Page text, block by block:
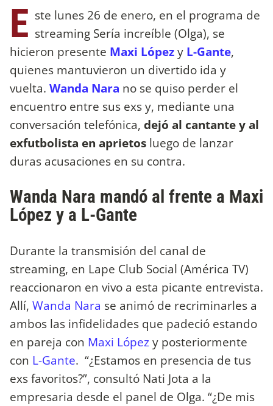
E ste lunes 26 de enero, en el programa de
streaming Sería increíble (Olga), se
hicieron presente Maxi Lópezy L-Gante,
quienes mantuvieron un divertido ida y
vuelta. Wanda Nara no se quiso perder el
encuentro entre sus exs y, mediante una
conversación telefónica, dejó al cantante y al
exfutbolista en aprietos luego de lanzar
duras acusaciones en su contra.
Wanda Nara mandó al frente a Maxi
López y a L-Gante
Durante la transmisión del canal de
streaming, en Lape Club Social (América TV)
reaccionaron en vivo a esta picante entrevista.
Allí, Wanda Nara se animó de recriminarles a
ambos las infidelidades que padeció estando
en pareja con Maxi Lópezy posteriormente
con L-Gante. “¿Estamos en presencia de tus
exs favoritos?”, consultó Nati Jota a la
empresaria desde el panel de Olga. “¿De mis